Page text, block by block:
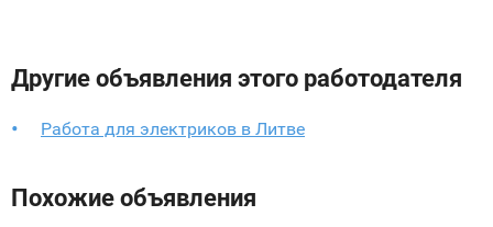
Другие объявления этого работодателя
Работа для электриков в Литве
Похожие объявления